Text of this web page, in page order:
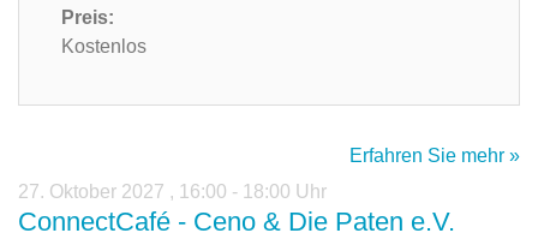
Preis:
Kostenlos
Erfahren Sie mehr »
27. Oktober 2027 , 16:00 - 18:00 Uhr
ConnectCafé - Ceno & Die Paten e.V.